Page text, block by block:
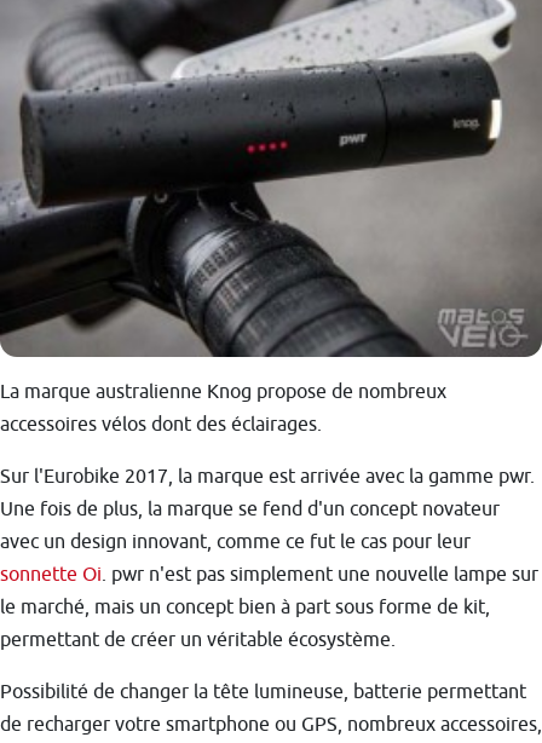
La marque australienne Knog propose de nombreux
accessoires vélos dont des éclairages.
Sur l'Eurobike 2017, la marque est arrivée avec la gamme pwr.
Une fois de plus, la marque se fend d'un concept novateur
avec un design innovant, comme ce fut le cas pour leur
sonnette Oi. pwr n'est pas simplement une nouvelle lampe sur
le marché, mais un concept bien à part sous forme de kit,
permettant de créer un véritable écosystème.
Possibilité de changer la tête lumineuse, batterie permettant
de recharger votre smartphone ou GPS, nombreux accessoires,